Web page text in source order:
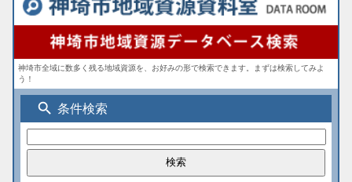
神埼市全域に数多く残る地域資源を、お好みの形で検索できます。まずは検索してみよ
う！
search 条件検索